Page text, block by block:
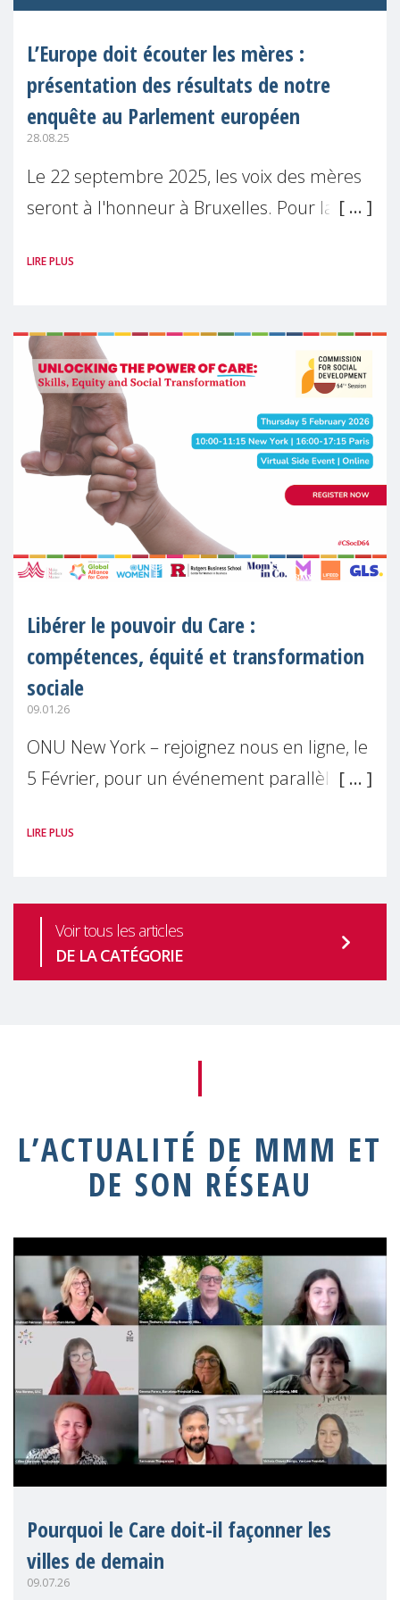
L’Europe doit écouter les mères :
présentation des résultats de notre
enquête au Parlement européen
28.08.25
Le 22 septembre 2025, les voix des mères
seront à l'honneur à Bruxelles. Pour la
(MMM) présentera les résultats de son
LIRE PLUS
Libérer le pouvoir du Care :
compétences, équité et transformation
sociale
09.01.26
ONU New York – rejoignez nous en ligne, le
5 Février, pour un événement parallèle
Commission des Nations Unies pour le
LIRE PLUS
Voir tous les articles
DE LA CATÉGORIE
L’ACTUALITÉ DE MMM ET
DE SON RÉSEAU
Pourquoi le Care doit-il façonner les
villes de demain
09.07.26